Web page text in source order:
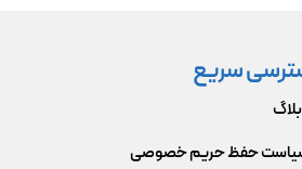
سریع
حفظ حریم خصوصی